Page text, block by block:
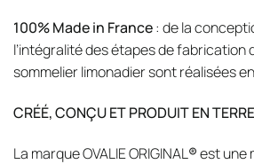
100% Made in France: de la
l’intégralité des étapes de
sommelier limonadier sont réalisées
CRÉÉ, CONÇU ET PRODUIT EN
La marque OVALIE ORIGINAL®est une